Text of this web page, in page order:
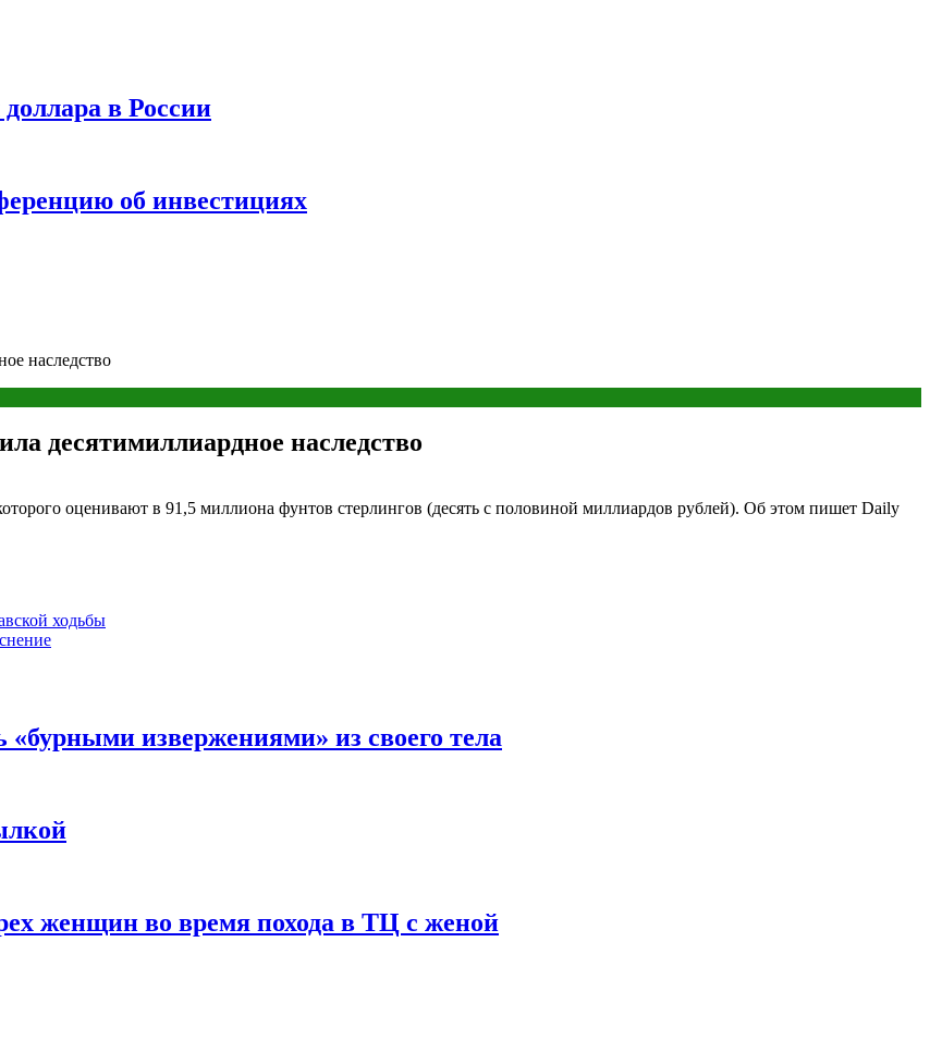
в России
об инвестициях
наследство
десятимиллиардное наследство
оценивают в 91,5 миллиона фунтов стерлингов (десять с половиной миллиардов рублей). Об этом пишет Daily
ходьбы
извержениями» из своего тела
женщин во время похода в ТЦ с женой